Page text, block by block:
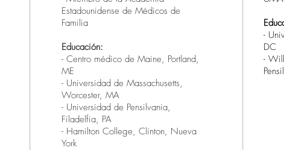
Estadounidense de Médicos de
Familia
Educación:
- Centro médico de Maine, Portland,
ME
- Universidad de Massachusetts,
Worcester, MA
- Universidad de Pensilvania,
Filadelfia, PA
- Hamilton College, Clinton, Nueva
York
-
DC
-